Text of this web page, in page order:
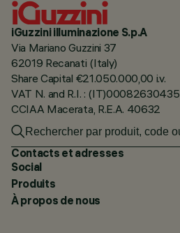
iGuzzini illuminazione S.p.A
Via Mariano Guzzini 37
62019 Recanati (Italy)
Share Capital €21.050.000,00 i.v.
VAT N. and R.I. : (IT)00082630435
CCIAA Macerata, R.E.A. 40632
Contacts et adresses
Social
Produits
À propos de nous